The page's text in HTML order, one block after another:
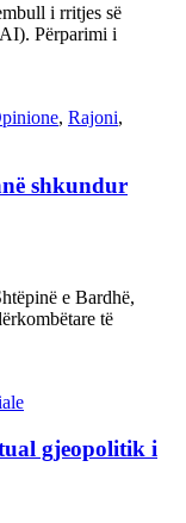
i rritjes së
Përparimi i
, Rajoni,
shkundur
e Bardhë,
të
gjeopolitik i